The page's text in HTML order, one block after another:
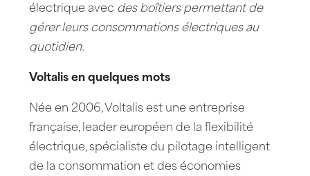
électrique avec des boîtiers permettant de
gérer leurs consommations électriques au
quotidien.
Voltalis en quelques mots
Née en 2006, Voltalis est une entreprise
française, leader européen de la flexibilité
électrique, spécialiste du pilotage intelligent
de la consommation et des économies